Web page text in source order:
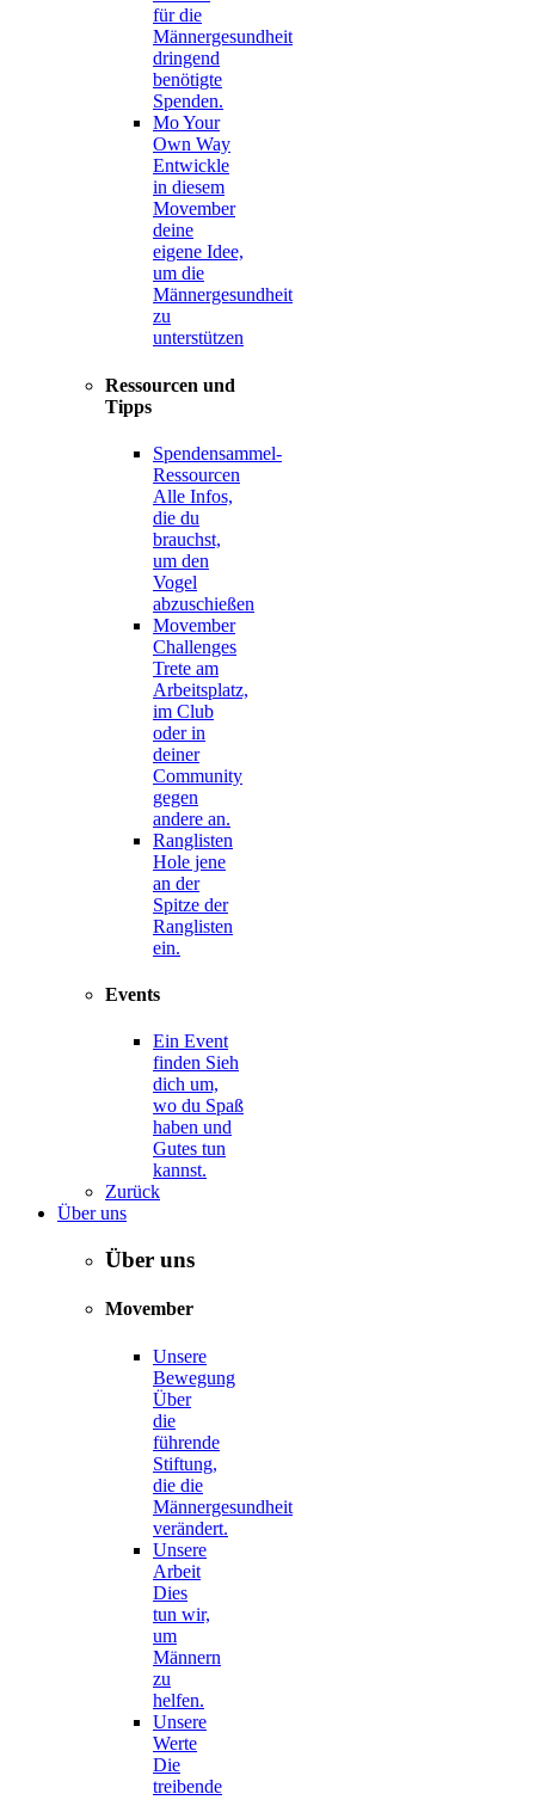
für die
Männergesundheit
dringend
benötigte
Spenden.
Mo Your
Own Way
Entwickle
in diesem
Movember
deine
eigene Idee,
um die
Männergesundheit
zu
unterstützen
Ressourcen und
Tipps
Spendensammel-
Ressourcen
Alle Infos,
die du
brauchst,
um den
Vogel
abzuschießen
Movember
Challenges
Trete am
Arbeitsplatz,
im Club
oder in
deiner
Community
gegen
andere an.
Ranglisten
Hole jene
an der
Spitze der
Ranglisten
ein.
Events
Ein Event
finden Sieh
dich um,
wo du Spaß
haben und
Gutes tun
kannst.
Zurück
Über uns
Über uns
Movember
Unsere
Bewegung
Über
die
führende
Stiftung,
die die
Männergesundheit
verändert.
Unsere
Arbeit
Dies
tun wir,
um
Männern
zu
helfen.
Unsere
Werte
Die
treibende